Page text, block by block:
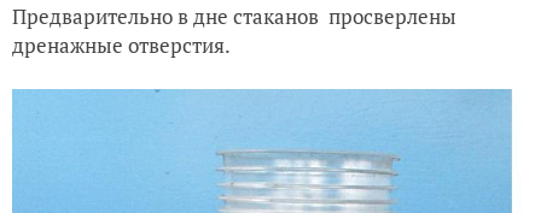
Предварительно в дне стаканов просверлены
дренажные отверстия.